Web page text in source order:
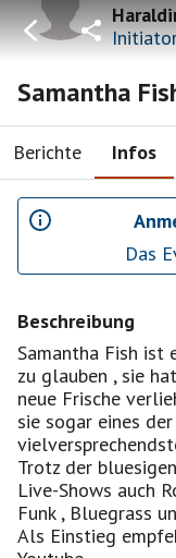
Samantha
Berichte Infos
Das
Beschreibung
Samantha Fish ist
zu glauben , sie
neue Frische
sie sogar eines der
Trotz der
Live-Shows auch
Funk , Bluegrass
Als Einstieg